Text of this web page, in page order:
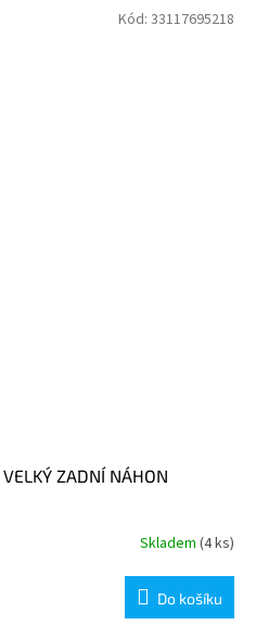
ZADNÍ NÁHON
Skladem (4 ks)
Do košíku
Kód: 33117695218